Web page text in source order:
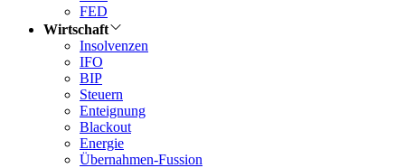
FED
Wirtschaft
Insolvenzen
IFO
BIP
Steuern
Enteignung
Blackout
Energie
Übernahmen-Fussion